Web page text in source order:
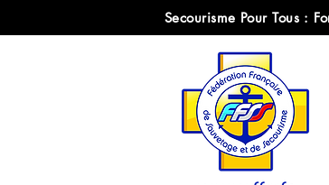
Secourisme Pour Tous :